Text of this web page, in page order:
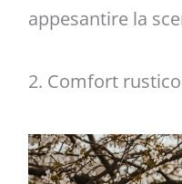
appesantire la
2. Comfort